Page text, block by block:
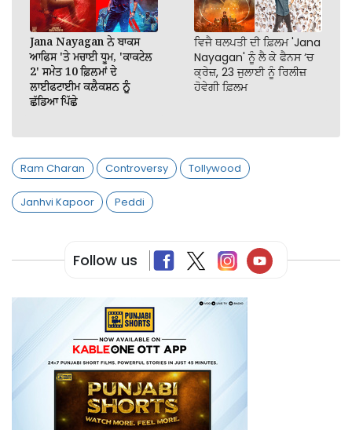
Jana Nayagan ਨੇ ਬਾਕਸ
ਆਫਿਸ 'ਤੇ ਮਚਾਈ ਧੂਮ, 'ਕਾਕਟੇਲ
2' ਸਮੇਤ 10 ਫ਼ਿਲਮਾਂ ਦੇ
ਲਾਈਫਟਾਈਮ ਕਲੈਕਸ਼ਨ ਨੂੰ
ਛੱਡਿਆ ਪਿੱਛੇ
ਵਿਜੈ ਥਲਪਤੀ ਦੀ ਫ਼ਿਲਮ 'Jana
Nayagan' ਨੂੰ ਲੈ ਕੇ ਫੈਨਸ ‘ਚ
ਕ੍ਰੇਜ਼, 23 ਜੁਲਾਈ ਨੂੰ ਰਿਲੀਜ਼
ਹੋਵੇਗੀ ਫ਼ਿਲਮ
Ram Charan Controversy Tollywood
Janhvi Kapoor Peddi
Follow us